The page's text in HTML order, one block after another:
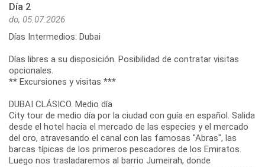
Día 2
do, 05.07.2026
Días Intermedios: Dubai
Días libres a su disposición. Posibilidad de contratar visitas
opcionales.
** Excursiones y visitas ***
DUBAI CLÁSICO. Medio día
City tour de medio día por la ciudad con guía en español. Salida
desde el hotel hacia el mercado de las especies y el mercado
del oro, atravesando el canal con las famosas "Abras", las
barcas típicas de los primeros pescadores de los Emiratos.
Luego nos trasladaremos al barrio Jumeirah, donde